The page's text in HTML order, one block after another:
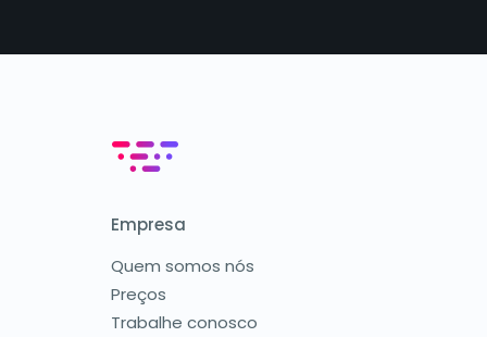
Empresa
Quem somos nós
Preços
Trabalhe conosco